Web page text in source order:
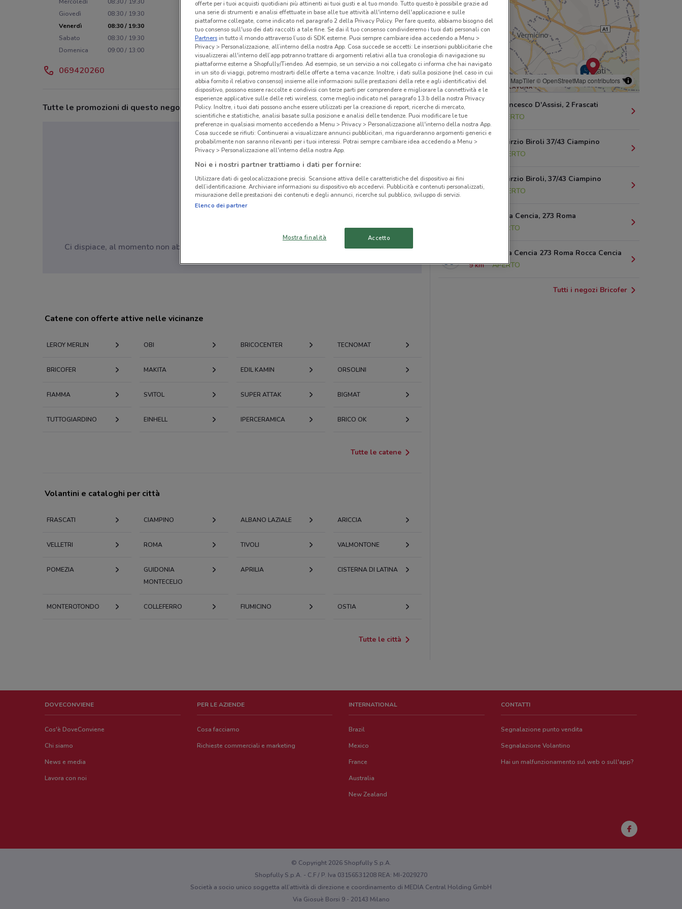
Giovedì
08:30 / 19:30
Venerdì
08:30 / 19:30
Sabato
08:30 / 19:30
Domenica
09:00 / 13:00
069420260
Tutte le promozioni di questo negozio
Ci dispiace, al momento non abbiamo pubblicato volantini nella tua zona. Riprova più tardi.
© MapTiler© OpenStreetMap contributors
Via San Francesco D'Assisi, 2 Frascati
APERTO
Via Carlo Pirzio Biroli 37/43 Ciampino
APERTO
Via Carlo Pirzio Biroli, 37/43 Ciampino
6.8 km
APERTO
Via Di Rocca Cencia, 273 Roma
APERTO
Via di Rocca Cencia 273 Roma Rocca Cencia
9 km
APERTO
Tutti i negozi Bricofer
Catene con offerte attive nelle vicinanze
LEROY MERLIN OBI BRICOCENTER TECNOMAT
BRICOFER MAKITA EDIL KAMIN ORSOLINI
FIAMMA SVITOL SUPER ATTAK BIGMAT
TUTTOGIARDINO EINHELL IPERCERAMICA BRICO OK
Tutte le catene
Volantini e cataloghi per città
FRASCATI CIAMPINO ALBANO LAZIALE ARICCIA
VELLETRI ROMA TIVOLI VALMONTONE
POMEZIA
GUIDONIA
MONTECELIO
APRILIA CISTERNA DI LATINA
MONTEROTONDO COLLEFERRO FIUMICINO OSTIA
Tutte le città
DOVECONVIENE
Cos'è DoveConviene
Chi siamo
News e media
Lavora con noi
PER LE AZIENDE
Cosa facciamo
Richieste commerciali e marketing
INTERNATIONAL
Brazil
Mexico
France
Australia
New Zealand
CONTATTI
Segnalazione punto vendita
Segnalazione Volantino
Hai un malfunzionamento sul web o sull'app?
© Copyright 2026 Shopfully S.p.A.
Shopfully S.p.A. - C.F / P. Iva 03156531208 REA: MI-2029270
Società a socio unico soggetta all’attività di direzione e coordinamento di MEDIA Central Holding GmbH
Via Giosuè Borsi 9 - 20143 Milano
offerte per i tuoi acquisti quotidiani più attinenti ai tuoi gusti e al tuo mondo. Tutto questo è possibile grazie ad
una serie di strumenti e analisi effettuate in base alle tue attività all'interno dell'applicazione e sulle
piattaforme collegate, come indicato nel paragrafo 2 della Privacy Policy. Per fare questo, abbiamo bisogno del
tuo consenso sull'uso dei dati raccolti a tale fine. Se dai il tuo consenso condivideremo i tuoi dati personali con
Partnersin tutto il mondo attraverso l’uso di SDK esterne. Puoi sempre cambiare idea accedendo a Menu >
Privacy > Personalizzazione, all’interno della nostra App. Cosa succede se accetti: Le inserzioni pubblicitarie che
visualizzerai all'interno dell’app potranno trattare di argomenti relativi alla tua cronologia di navigazione su
piattaforme esterne a Shopfully/Tiendeo. Ad esempio, se un servizio a noi collegato ci informa che hai navigato
in un sito di viaggi, potremo mostrarti delle offerte a tema vacanze. Inoltre, i dati sulla posizione (nel caso in cui
abbia fornito il relativo consenso) insieme alle informazioni sulle prestazioni della rete e agli identificativi del
dispositivo, possono essere raccolte e condivisi con terze parti per comprendere e migliorare la connettività e le
esperienze applicative sulle delle reti wireless, come meglio indicato nel paragrafo 13.b della nostra Privacy
Policy. Inoltre, i tuoi dati possono anche essere utilizzati per la creazione di report, ricerche di mercato,
scientifiche e statistiche, analisi basate sulla posizione e analisi delle tendenze. Puoi modificare le tue
preferenze in qualsiasi momento accedendo a Menu > Privacy > Personalizzazione all'interno della nostra App.
Cosa succede se rifiuti: Continuerai a visualizzare annunci pubblicitari, ma riguarderanno argomenti generici e
probabilmente non saranno rilevanti per i tuoi interessi. Potrai sempre cambiare idea accedendo a Menu >
Privacy > Personalizzazione all'interno della nostra App.
Noi e i nostri partner trattiamo i dati per fornire:
Utilizzare dati di geolocalizzazione precisi. Scansione attiva delle caratteristiche del dispositivo ai fini
dell’identificazione. Archiviare informazioni su dispositivo e/o accedervi. Pubblicità e contenuti personalizzati,
misurazione delle prestazioni dei contenuti e degli annunci, ricerche sul pubblico, sviluppo di servizi.
Elenco dei partner
Mostra finalità Accetto